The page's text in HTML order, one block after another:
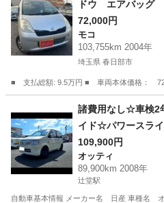
ドウ エアバッグ
ビ ＣＤ ＤＶＤ
72,000円
モコ
103,755km 2004年
埼玉県 春日部市
■ 支払総額: 9.5万円 ■ 車両本体価格：
モコ
諸費用なし☆車検2
イド☆パワースラ
km☆オーディオ
109,900円
オッティ
89,900km 2008年
辻堂駅
自動車基本情報 メーカー名 日産 車種名